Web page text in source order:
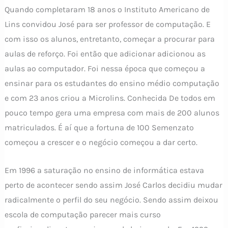
Quando completaram 18 anos o Instituto Americano de
Lins convidou José para ser professor de computação. E
com isso os alunos, entretanto, começar a procurar para
aulas de reforço. Foi então que adicionar adicionou as
aulas ao computador. Foi nessa época que começou a
ensinar para os estudantes do ensino médio computação
e com 23 anos criou a Microlins. Conhecida De todos em
pouco tempo gera uma empresa com mais de 200 alunos
matriculados. É aí que a fortuna de 100 Semenzato
começou a crescer e o negócio começou a dar certo.
Em 1996 a saturação no ensino de informática estava
perto de acontecer sendo assim José Carlos decidiu mudar
radicalmente o perfil do seu negócio. Sendo assim deixou
escola de computação parecer mais curso